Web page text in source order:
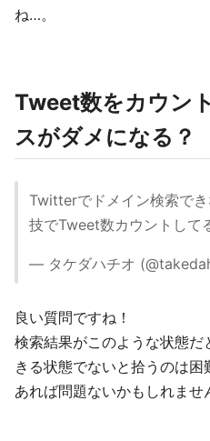
ね…。
Tweet数をカウン
スがダメになる？
Twitterでドメイン検索で
技でTweet数カウントして
— タケダハチオ
良い質問ですね！
検索結果がこのような状態
きる状態でないと拾うのは
あれば問題ないかもしれませ